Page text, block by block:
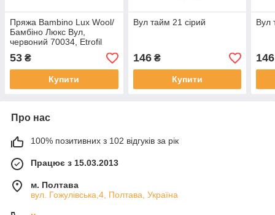
Пряжа Bambino Lux Wool/
Бамбіно Люкс Вул,
червоний 70034, Etrofil
53 ₴
Купити
Вул тайм 21 сірий
146₴
Купити
Вул
146
Про нас
100% позитивних з 102 відгуків за рік
Працює з 15.03.2013
м. Полтава
вул. Гожулівська,4, Полтава, Україна